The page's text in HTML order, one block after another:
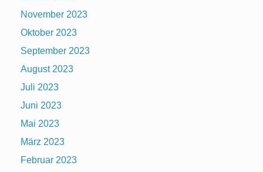
November 2023
Oktober 2023
September 2023
August 2023
Juli 2023
Juni 2023
Mai 2023
März 2023
Februar 2023